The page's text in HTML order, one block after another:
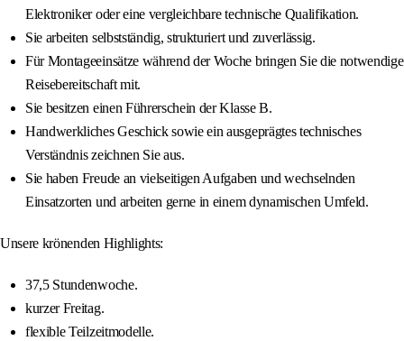
Elektroniker oder eine vergleichbare technische Qualifikation.
Sie arbeiten selbstständig, strukturiert und zuverlässig.
Für Montageeinsätze während der Woche bringen Sie die notwendige
Reisebereitschaft mit.
Sie besitzen einen Führerschein der Klasse B.
Handwerkliches Geschick sowie ein ausgeprägtes technisches
Verständnis zeichnen Sie aus.
Sie haben Freude an vielseitigen Aufgaben und wechselnden
Einsatzorten und arbeiten gerne in einem dynamischen Umfeld.
Unsere krönenden Highlights:
37,5 Stundenwoche.
kurzer Freitag.
flexible Teilzeitmodelle.